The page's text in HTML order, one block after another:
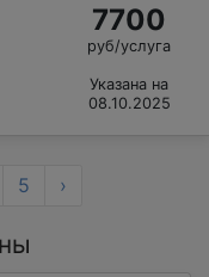
7700
руб/услуга
Указана на
08.10.2025
5 ›